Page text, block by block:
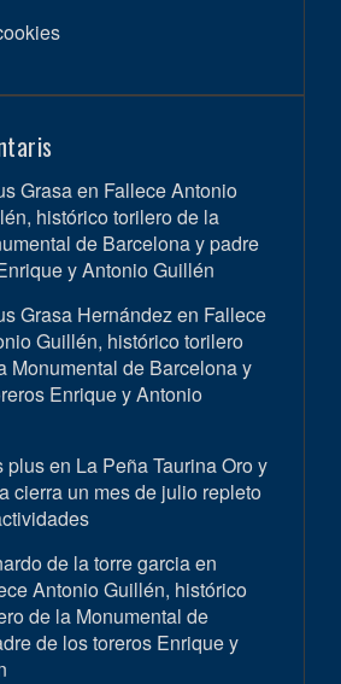
Grasa en Fallece Antonio
histórico torilero de la
de Barcelona y padre
y Antonio Guillén
Grasa Hernández en Fallece
Guillén, histórico torilero
Monumental de Barcelona y
Enrique y Antonio
plus en La Peña Taurina Oro y
cierra un mes de julio repleto
de la torre garcia en
Antonio Guillén, histórico
de la Monumental de
de los toreros Enrique y